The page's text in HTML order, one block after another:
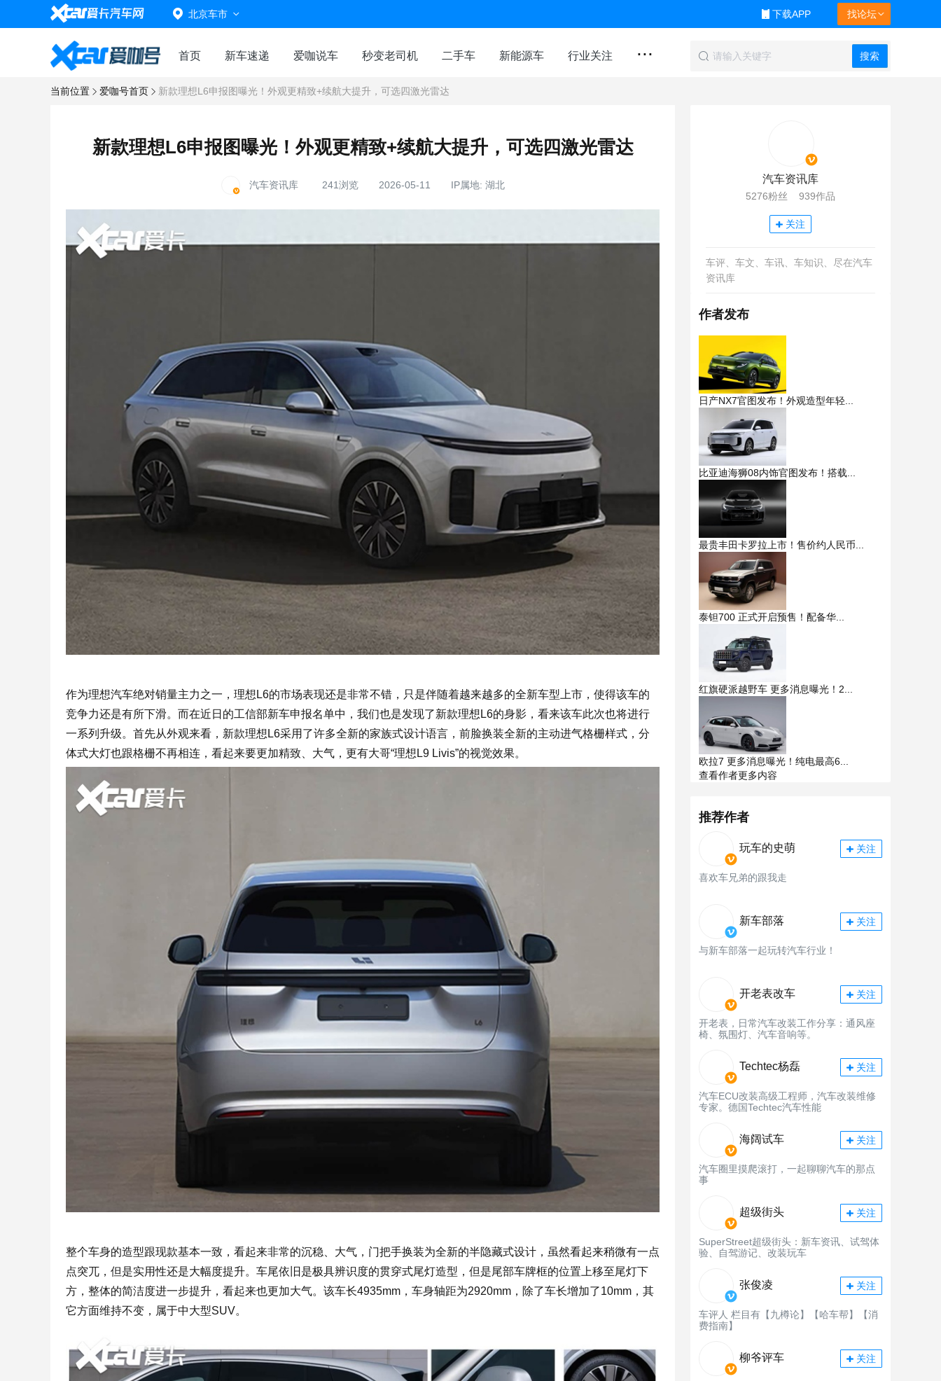
找论坛
下载APP
北京车市
首页 新车速递 爱咖说车 秒变老司机 二手车 新能源车 行业关注 ... 搜索
当前位置 爱咖号首页 新款理想L6申报图曝光！外观更精致+续航大提升，可选四激光雷达
新款理想L6申报图曝光！外观更精致+续航大提升，可选四激光雷达
汽车资讯库 241浏览 2026-05-11 IP属地: 湖北
作为理想汽车绝对销量主力之一，理想L6的市场表现还是非常不错，只是伴随着越来越多的全新车型上市，使得该车的
竞争力还是有所下滑。而在近日的工信部新车申报名单中，我们也是发现了新款理想L6的身影，看来该车此次也将进行
一系列升级。首先从外观来看，新款理想L6采用了许多全新的家族式设计语言，前脸换装全新的主动进气格栅样式，分
体式大灯也跟格栅不再相连，看起来要更加精致、大气，更有大哥“理想L9 Livis”的视觉效果。
整个车身的造型跟现款基本一致，看起来非常的沉稳、大气，门把手换装为全新的半隐藏式设计，虽然看起来稍微有一点
点突兀，但是实用性还是大幅度提升。车尾依旧是极具辨识度的贯穿式尾灯造型，但是尾部车牌框的位置上移至尾灯下
方，整体的简洁度进一步提升，看起来也更加大气。该车长4935mm，车身轴距为2920mm，除了车长增加了10mm，其
它方面维持不变，属于中大型SUV。
汽车资讯库
5276粉丝 939作品
关注
车评、车文、车讯、车知识、尽在汽车
资讯库
作者发布
日产NX7官图发布！外观造型年轻...
比亚迪海狮08内饰官图发布！搭载...
最贵丰田卡罗拉上市！售价约人民币...
泰钽700 正式开启预售！配备华...
红旗硬派越野车 更多消息曝光！2...
欧拉7 更多消息曝光！纯电最高6...
查看作者更多内容
推荐作者
玩车的史萌 关注
喜欢车兄弟的跟我走
新车部落 关注
与新车部落一起玩转汽车行业！
开老表改车 关注
开老表，日常汽车改装工作分享：通风座
椅、氛围灯、汽车音响等。
Techtec杨磊 关注
汽车ECU改装高级工程师，汽车改装维修
专家。德国Techtec汽车性能
海阔试车 关注
汽车圈里摸爬滚打，一起聊聊汽车的那点
事
超级街头 关注
SuperStreet超级街头：新车资讯、试驾体
验、自驾游记、改装玩车
张俊凌 关注
车评人 栏目有【九樽论】【哈车帮】【消
费指南】
柳爷评车 关注